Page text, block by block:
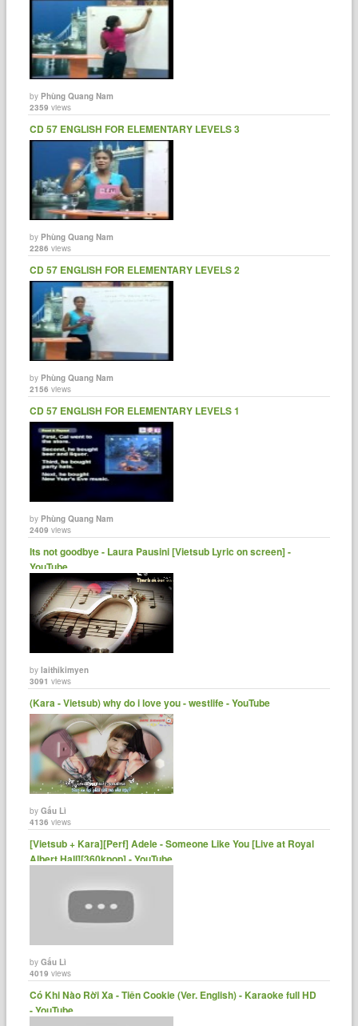
byPhùng Quang Nam
2359 views
CD 57 ENGLISH FOR ELEMENTARY LEVELS 3
byPhùng Quang Nam
2286 views
CD 57 ENGLISH FOR ELEMENTARY LEVELS 2
byPhùng Quang Nam
2156 views
CD 57 ENGLISH FOR ELEMENTARY LEVELS 1
byPhùng Quang Nam
2409 views
Its not goodbye - Laura Pausini [Vietsub Lyric on screen] -
YouTube
bylaithikimyen
3091 views
(Kara - Vietsub) why do i love you - westlife - YouTube
byGấu Lì
4136 views
[Vietsub + Kara][Perf] Adele - Someone Like You [Live at Royal
Albert Hall][360kpop] - YouTube
byGấu Lì
4019 views
Có Khi Nào Rời Xa - Tiên Cookie (Ver. English) - Karaoke full HD
- YouTube